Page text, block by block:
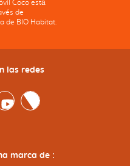
Coco está
de
de BIO Habitat.
las redes
Twitter
marca de :